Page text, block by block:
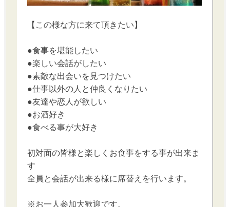
【この様な方に来て頂きたい】
●食事を堪能したい
●楽しい会話がしたい
●素敵な出会いを見つけたい
●仕事以外の人と仲良くなりたい
●友達や恋人が欲しい
●お酒好き
●食べる事が大好き
初対面の皆様と楽しくお食事をする事が出来ま
す
全員と会話が出来る様に席替えを行います。
※お一人参加大歓迎です。